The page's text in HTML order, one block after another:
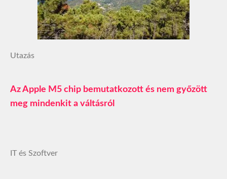
Utazás
Az Apple M5 chip bemutatkozott és nem győzött
meg mindenkit a váltásról
IT és Szoftver